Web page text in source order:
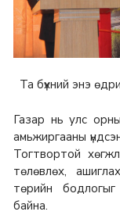
Та бүхний энэ
Газар нь улс
амьжиргааны
Тогтвортой
төлөвлөх,
төрийн бодлогыг
байна.